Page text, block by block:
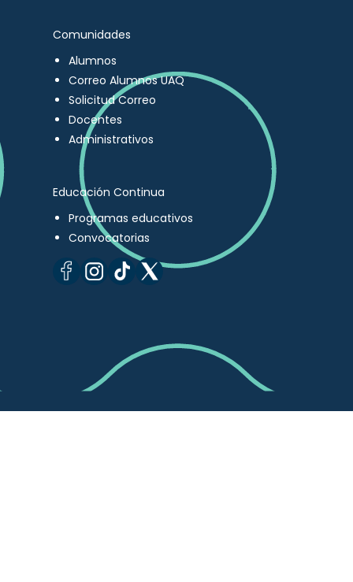
Comunidades
Alumnos
Correo Alumnos UAQ
Solicitud Correo
Docentes
Administrativos
Educación Continua
Programas educativos
Convocatorias